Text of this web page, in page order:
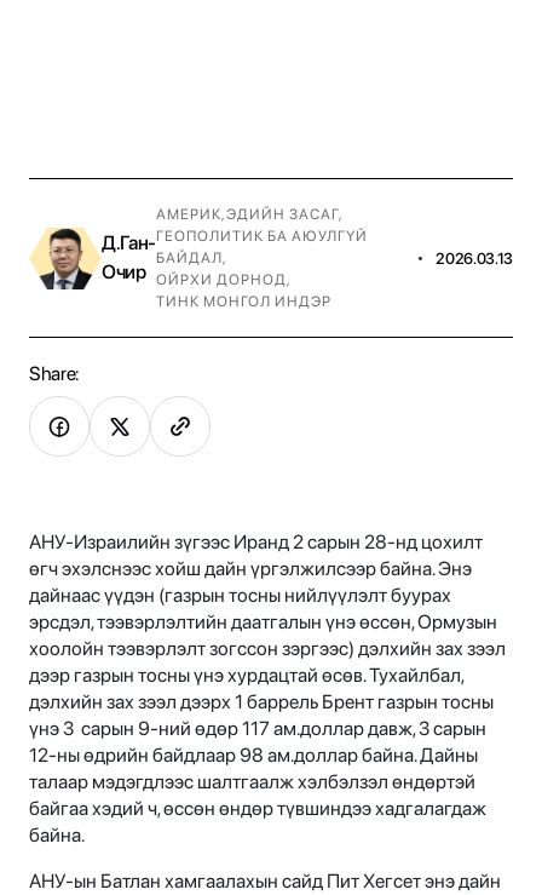
Д.Ган-
Очир
АМЕРИК,ЭДИЙН ЗАСАГ,
ГЕОПОЛИТИК БА АЮУЛГҮЙ
БАЙДАЛ,
ОЙРХИ ДОРНОД,
ТИНК МОНГОЛ ИНДЭР
• 2026.03.13
Share:
АНУ-Израилийн зүгээс Иранд 2 сарын 28-нд цохилт
өгч эхэлснээс хойш дайн үргэлжилсээр байна. Энэ
дайнаас үүдэн (газрын тосны нийлүүлэлт буурах
эрсдэл, тээвэрлэлтийн даатгалын үнэ өссөн, Ормузын
хоолойн тээвэрлэлт зогссон зэргээс) дэлхийн зах зээл
дээр газрын тосны үнэ хурдацтай өсөв. Тухайлбал,
дэлхийн зах зээл дээрх 1 баррель Брент газрын тосны
үнэ 3 сарын 9-ний өдөр 117 ам.доллар давж, 3 сарын
12-ны өдрийн байдлаар 98 ам.доллар байна. Дайны
талаар мэдэгдлээс шалтгаалж хэлбэлзэл өндөртэй
байгаа хэдий ч, өссөн өндөр түвшиндээ хадгалагдаж
байна.
АНУ-ын Батлан хамгаалахын сайд Пит Хегсет энэ дайн